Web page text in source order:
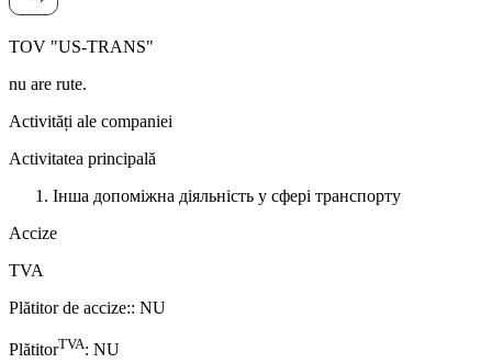
TOV "US-TRANS"
nu are rute.
Activități ale companiei
Activitatea principală
Інша допоміжна діяльність у сфері транспорту
Accize
TVA
Plătitor de accize:: NU
PlătitorTVA: NU